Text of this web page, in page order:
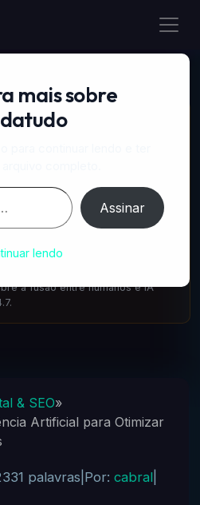
como a IA vai
★4.6.
Próxima — Ray Kurzweil
a fusão entre humanos e IA
& SEO»
Artificial para Otimizar
palavras Por: cabral|
mais sobre
Assinar
lendo